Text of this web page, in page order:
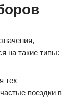
на такие типы:
тех
поездки в